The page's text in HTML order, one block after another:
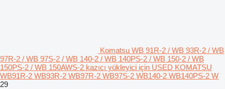
Komatsu WB 91R-2 / WB 93R-2 / WB
97R-2 / WB 97S-2 / WB 140-2 / WB 140PS-2 / WB 150-2 / WB
150PS-2 / WB 150AWS-2 kazıcı yükleyici için USED KOMATSU
WB91R-2 WB93R-2 WB97R-2 WB97S-2 WB140-2 WB140PS-2 W
29